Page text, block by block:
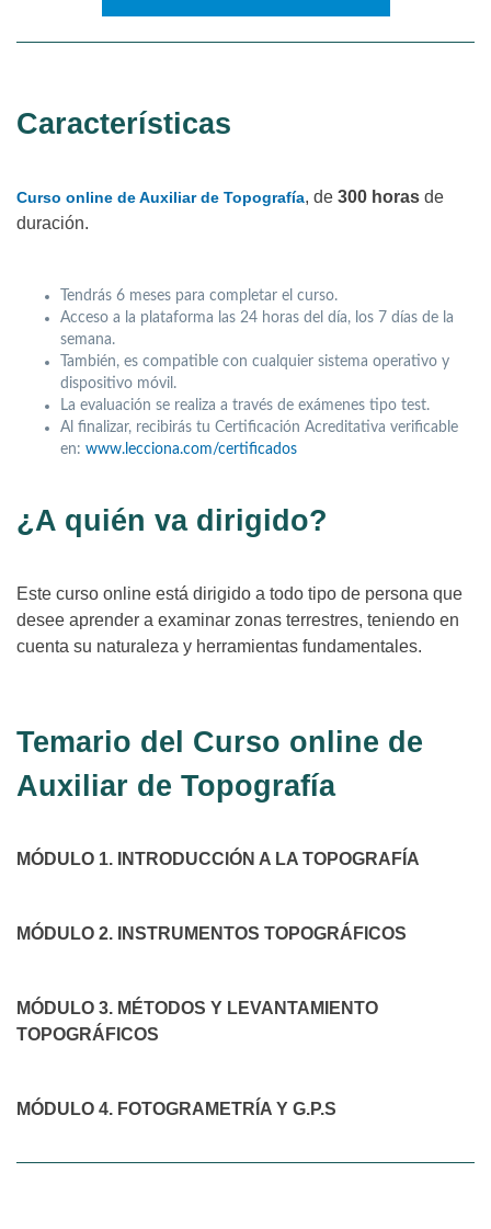
Características
Curso online de Auxiliar de Topografía, de 300 horas de
duración.
Tendrás 6 meses para completar el curso.
Acceso a la plataforma las 24 horas del día, los 7 días de la
semana.
También, es compatible con cualquier sistema operativo y
dispositivo móvil.
La evaluación se realiza a través de exámenes tipo test.
Al finalizar, recibirás tu Certificación Acreditativa verificable
en: www.lecciona.com/certificados
¿A quién va dirigido?
Este curso online está dirigido a todo tipo de persona que
desee aprender a examinar zonas terrestres, teniendo en
cuenta su naturaleza y herramientas fundamentales.
Temario del Curso online de
Auxiliar de Topografía
MÓDULO 1. INTRODUCCIÓN A LA TOPOGRAFÍA
MÓDULO 2. INSTRUMENTOS TOPOGRÁFICOS
MÓDULO 3. MÉTODOS Y LEVANTAMIENTO
TOPOGRÁFICOS
MÓDULO 4. FOTOGRAMETRÍA Y G.P.S